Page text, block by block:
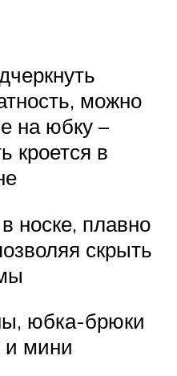
можно
на юбку –
кроется в
носке, плавно
скрыть
юбка-брюки
и мини